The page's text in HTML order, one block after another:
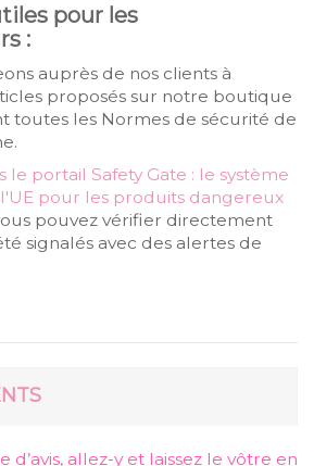
pour les
:
auprès de nos clients à
proposés sur notre boutique
toutes les Normes de sécurité de
le portail Safety Gate : le système
pour les produits dangereux
pouvez vérifier directement
signalés avec des alertes de
d’avis, allez-y et laissez le vôtre en